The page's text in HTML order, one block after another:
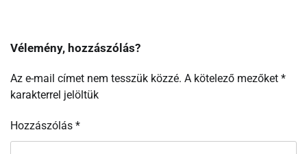
Vélemény, hozzászólás?
Az e-mail címet nem tesszük közzé. A kötelező mezőket *
karakterrel jelöltük
Hozzászólás *